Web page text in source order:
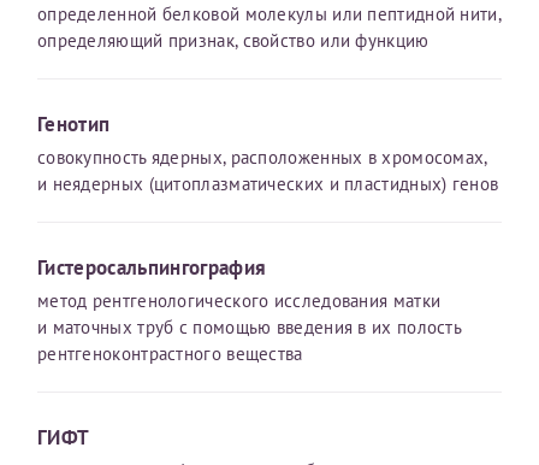
определенной белковой молекулы или пептидной нити,
определяющий признак, свойство или функцию
Генотип
совокупность ядерных, расположенных в хромосомах,
и неядерных (цитоплазматических и пластидных) генов
Гистеросальпингография
метод рентгенологиче­ского исследования матки
и маточных труб с помощью введения в их полость
рентгеноконтрастного вещества
ГИФТ